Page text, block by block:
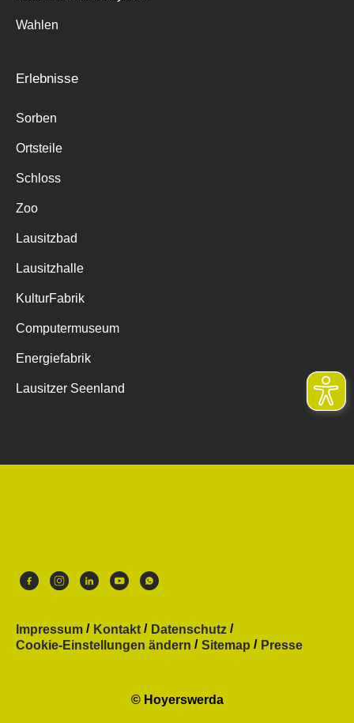
Wahlen
Erlebnisse
Sorben
Ortsteile
Schloss
Zoo
Lausitzbad
Lausitzhalle
KulturFabrik
Computermuseum
Energiefabrik
Lausitzer Seenland
Impressum Kontakt
Datenschutz
Cookie-Einstellungen ändern
Sitemap Presse
© Hoyerswerda